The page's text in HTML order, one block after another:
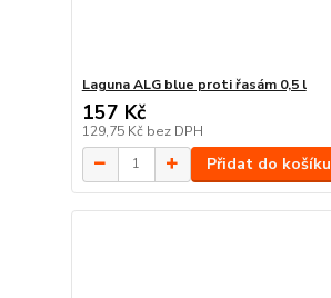
Laguna ALG blue proti řasám 0,5 l
157 Kč
129,75 Kč bez DPH
Přidat do košíku